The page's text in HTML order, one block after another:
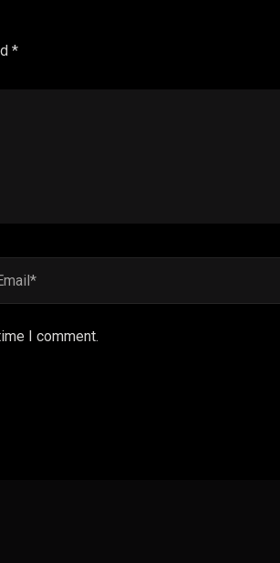
*
I comment.